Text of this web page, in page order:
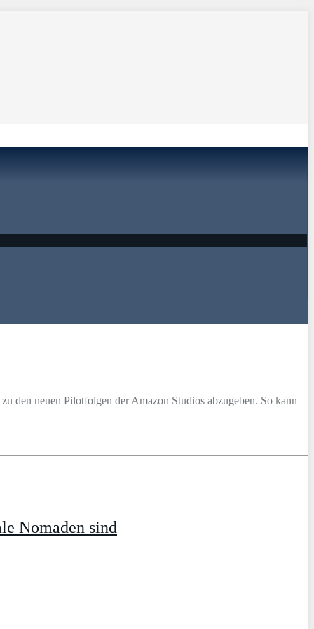
den neuen Pilotfolgen der Amazon Studios abzugeben. So kann
Nomaden sind